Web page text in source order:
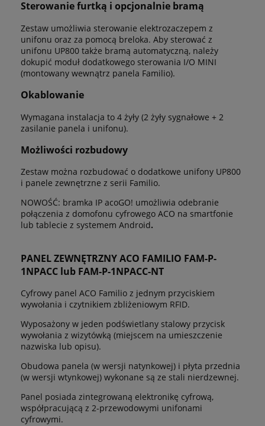
Sterowanie furtką i opcjonalnie bramą
Zestaw umożliwia sterowanie elektrozaczepem z
unifonu oraz za pomocą breloka. Aby sterować z
unifonu UP800 także bramą automatyczną, należy
dokupić moduł dodatkowego sterowania I/O MINI
(montowany wewnątrz panela Familio).
Okablowanie
Wymagana instalacja to 4 żyły (2 żyły sygnałowe + 2
zasilanie panela i unifonu).
Możliwości rozbudowy
Zestaw można rozbudować o dodatkowe unifony UP800
i panele zewnętrzne z serii Familio.
NOWOŚĆ: bramka IP acoGO! umożliwia odebranie
połączenia z domofonu cyfrowego ACO na smartfonie
lub tablecie z systemem Android.
PANEL ZEWNĘTRZNY ACO FAMILIO FAM-P-
1NPACC lub FAM-P-1NPACC-NT
Cyfrowy panel ACO Familio z jednym przyciskiem
wywołania i czytnikiem zbliżeniowym RFID.
Wyposażony w jeden podświetlany stalowy przycisk
wywołania z wizytówką (miejscem na umieszczenie
nazwiska lub opisu).
Obudowa panela (w wersji natynkowej) i płyta przednia
(w wersji wtynkowej) wykonane są ze stali nierdzewnej.
Panel posiada zintegrowaną elektronikę cyfrową,
współpracującą z 2-przewodowymi unifonami
cyfrowymi.